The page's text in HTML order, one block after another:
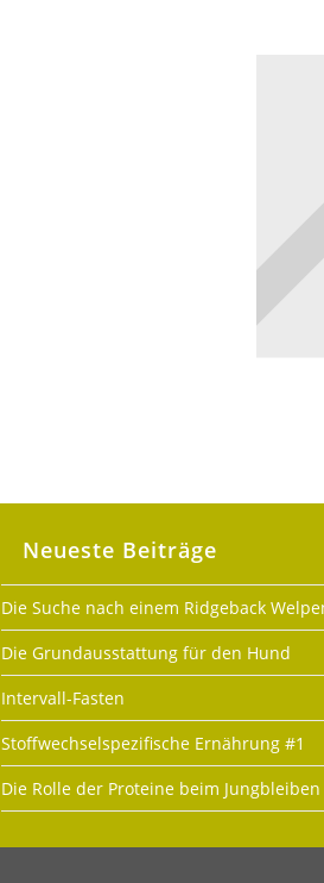
Neueste Beiträge
Die Suche nach einem Ridgeback
Die Grundausstattung für den Hund
Intervall-Fasten
Stoffwechselspezifische Ernährung #1
Die Rolle der Proteine beim Jungbleiben